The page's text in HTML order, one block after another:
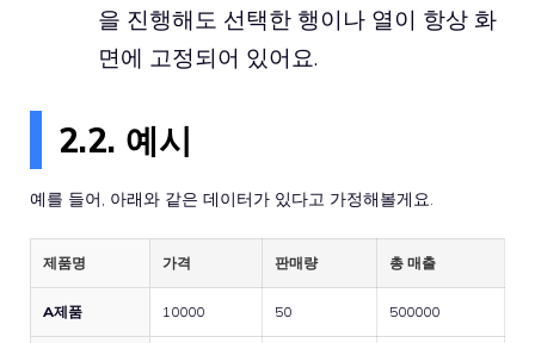
을 진행해도 선택한 행이나 열이 항상 화
면에 고정되어 있어요.
2.2. 예시
예를 들어, 아래와 같은 데이터가 있다고 가정해볼게요.
제품명 가격 판매량 총 매출
A제품 10000 50 500000